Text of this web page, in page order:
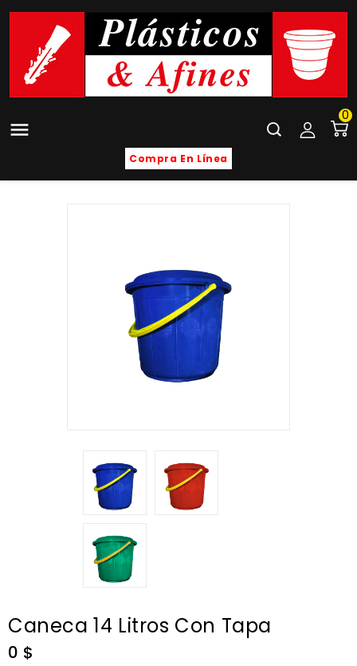

0
Compra En Línea
Caneca 14 Litros Con Tapa
0 $